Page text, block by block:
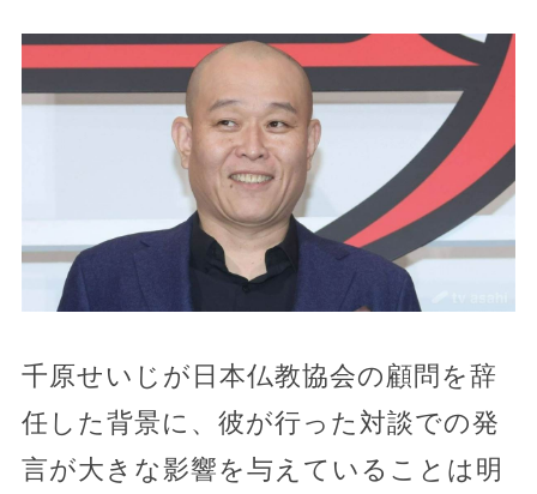
千原せいじが日本仏教協会の顧問を辞
任した背景に、彼が行った対談での発
言が大きな影響を与えていることは明